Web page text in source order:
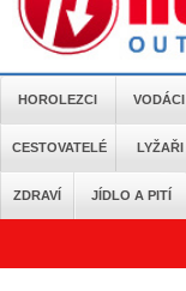
HOROLEZCI VODÁCI
CESTOVATELÉ LYŽAŘI
ZDRAVÍ JÍDLO A PITÍ